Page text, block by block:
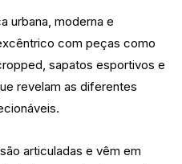
urbana, moderna e
com peças como
sapatos esportivos e
revelam as diferentes
articuladas e vêm em